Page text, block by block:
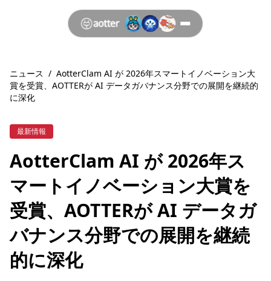
ニュース / AotterClam AI が 2026年スマートイノベーション大
賞を受賞、AOTTERが AI データガバナンス分野での展開を継続的
に深化
最新情報
AotterClam AI が 2026年ス
マートイノベーション大賞を
受賞、AOTTERが AI データガ
バナンス分野での展開を継続
的に深化